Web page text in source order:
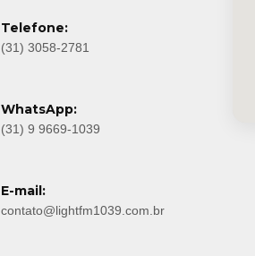
Telefone:
(31) 3058-2781
WhatsApp:
(31) 9 9669-1039
E-mail:
contato@lightfm1039.com.br